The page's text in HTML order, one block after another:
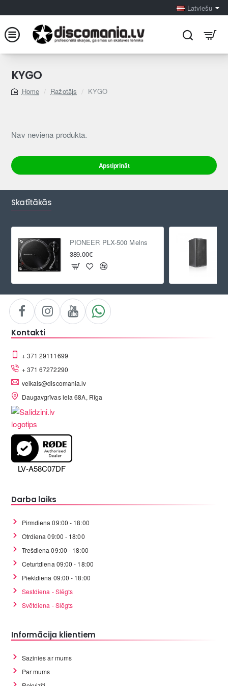
Latviešu
KYGO
home
Ražotājs KYGO
Nav neviena produkta.
Apstiprināt
Skatītākās
PIONEER PLX-500 Melns
389.00€
Kontakti
+ 371 29111699
+ 371 67272290
veikals@discomania.lv
Daugavgrīvas iela 68A, Rīga
LV-A58C07DF
Darba laiks
Pirmdiena 09:00 - 18:00
Otrdiena 09:00 - 18:00
Trešdiena 09:00 - 18:00
Ceturtdiena 09:00 - 18:00
Piektdiena 09:00 - 18:00
Sestdiena - Slēgts
Svētdiena - Slēgts
Informācija klientiem
Sazinies ar mums
Par mums